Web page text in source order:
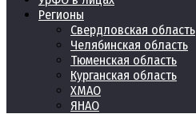
Регионы
Свердловская область
Челябинская область
Тюменская область
Курганская область
ХМАО
ЯНАО